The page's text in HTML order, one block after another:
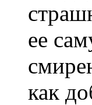
ее
как